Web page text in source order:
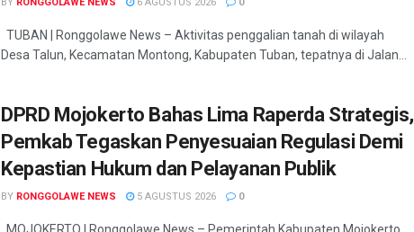
TUBAN | Ronggolawe News – Aktivitas penggalian tanah di wilayah
Desa Talun, Kecamatan Montong, Kabupaten Tuban, tepatnya di Jalan...
DPRD Mojokerto Bahas Lima Raperda Strategis,
Pemkab Tegaskan Penyesuaian Regulasi Demi
Kepastian Hukum dan Pelayanan Publik
BY RONGGOLAWE NEWS 5 AGUSTUS 2026 0